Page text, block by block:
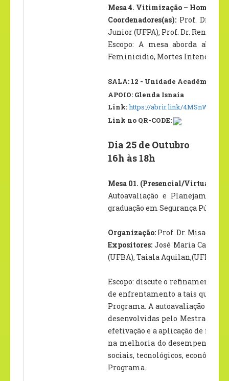
Mesa 4. Vitimização –
Coordenadores(as): Prof. Dr.
Junior (UFPA); Prof. Dr. Renato
Escopo: A mesa aborda
Feminicidio, Mortes
SALA: 12 - Unidade Acadêmica
APOIO: Glenda Isnaia
Link:https://abrir.link/4MSnW
Link no QR-CODE:
Dia 25 de Outubro
16h às 18h
Mesa 01. (Presencial/Virtual)
Autoavaliação e Planejamento
graduação em Segurança Pública
Organização: Prof. Dr. Misael
Expositores: José Maria
(UFBA), Taiala Aquilan,(UFBA)
Escopo: discute o refinamento
de enfrentamento a tais
Programa. A autoavaliação é
desenvolvidas pelo Mestrado
efetivação e a aplicação de
na melhoria do desempenho
sociais, tecnológicos,
Programa.